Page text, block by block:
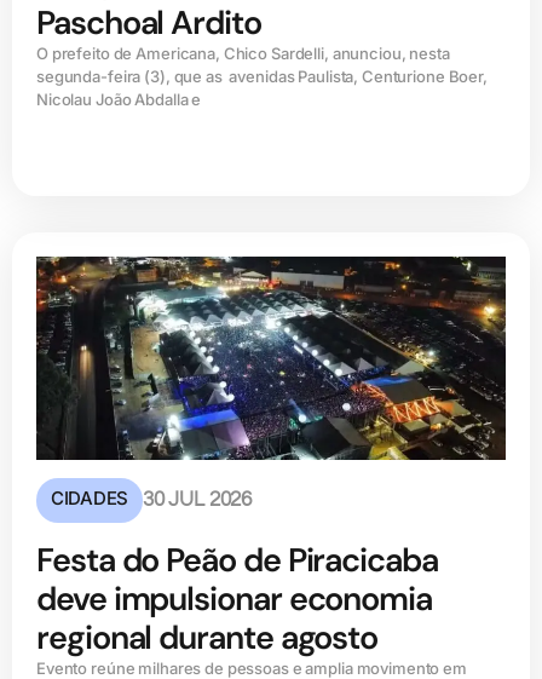
Paschoal Ardito
O prefeito de Americana, Chico Sardelli, anunciou, nesta
segunda-feira (3), que as avenidas Paulista, Centurione Boer,
Nicolau João Abdalla e
CIDADES 30 JUL 2026
Festa do Peão de Piracicaba
deve impulsionar economia
regional durante agosto
Evento reúne milhares de pessoas e amplia movimento em